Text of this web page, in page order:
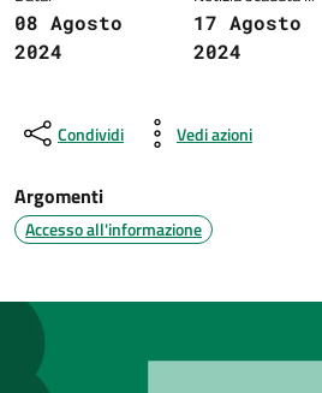
08 Agosto
2024
17 Agosto
2024
Condividi Vedi azioni
Argomenti
Accesso all'informazione